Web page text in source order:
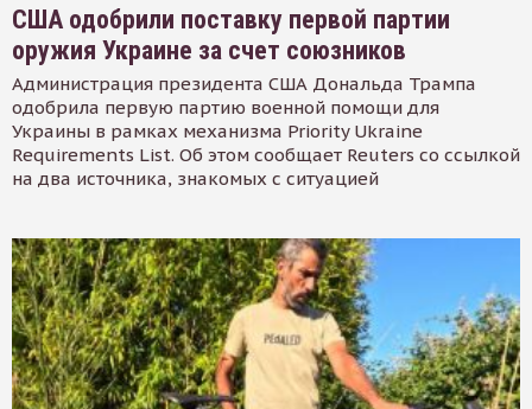
США одобрили поставку первой партии
оружия Украине за счет союзников
Администрация президента США Дональда Трампа
одобрила первую партию военной помощи для
Украины в рамках механизма Priority Ukraine
Requirements List. Об этом сообщает Reuters со ссылкой
на два источника, знакомых с ситуацией